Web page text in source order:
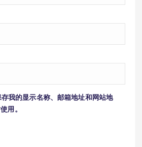
我的显示名称、邮箱地址和网站地
用。